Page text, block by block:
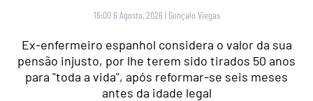
16:00 6 Agosto, 2026 | Gonçalo Viegas
Ex-enfermeiro espanhol considera o valor da sua
pensão injusto, por lhe terem sido tirados 50 anos
para "toda a vida", após reformar-se seis meses
antes da idade legal